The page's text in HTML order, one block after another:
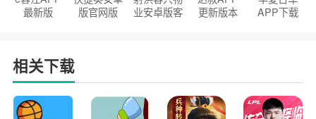
最新版
版官网版
业安卓版客
更新版本
APP下载
相关下载